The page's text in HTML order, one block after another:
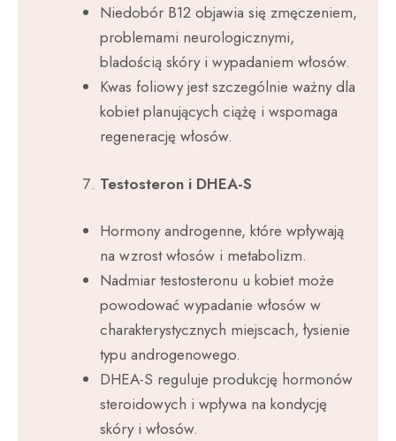
Niedobór B12 objawia się zmęczeniem,
problemami neurologicznymi,
bladością skóry i wypadaniem włosów.
Kwas foliowy jest szczególnie ważny dla
kobiet planujących ciążę i wspomaga
regenerację włosów.
Testosteron i DHEA-S
Hormony androgenne, które wpływają
na wzrost włosów i metabolizm.
Nadmiar testosteronu u kobiet może
powodować wypadanie włosów w
charakterystycznych miejscach, łysienie
typu androgenowego.
DHEA-S reguluje produkcję hormonów
steroidowych i wpływa na kondycję
skóry i włosów.